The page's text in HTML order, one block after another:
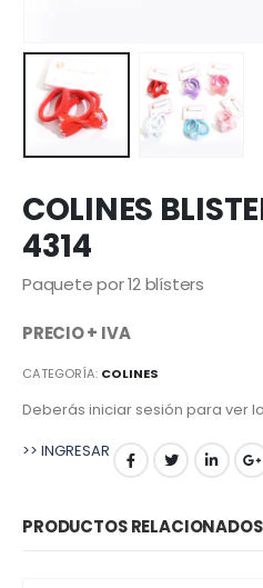
COLINES
4314
Paquete por 12 blísters
PRECIO + IVA
CATEGORÍA: COLINES
Deberás iniciar sesión para ver
>> INGRESAR
PRODUCTOS RELACIONADOS